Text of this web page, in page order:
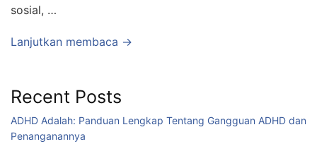
sosial, …
Lanjutkan membaca →
Recent Posts
ADHD Adalah: Panduan Lengkap Tentang Gangguan ADHD dan
Penanganannya